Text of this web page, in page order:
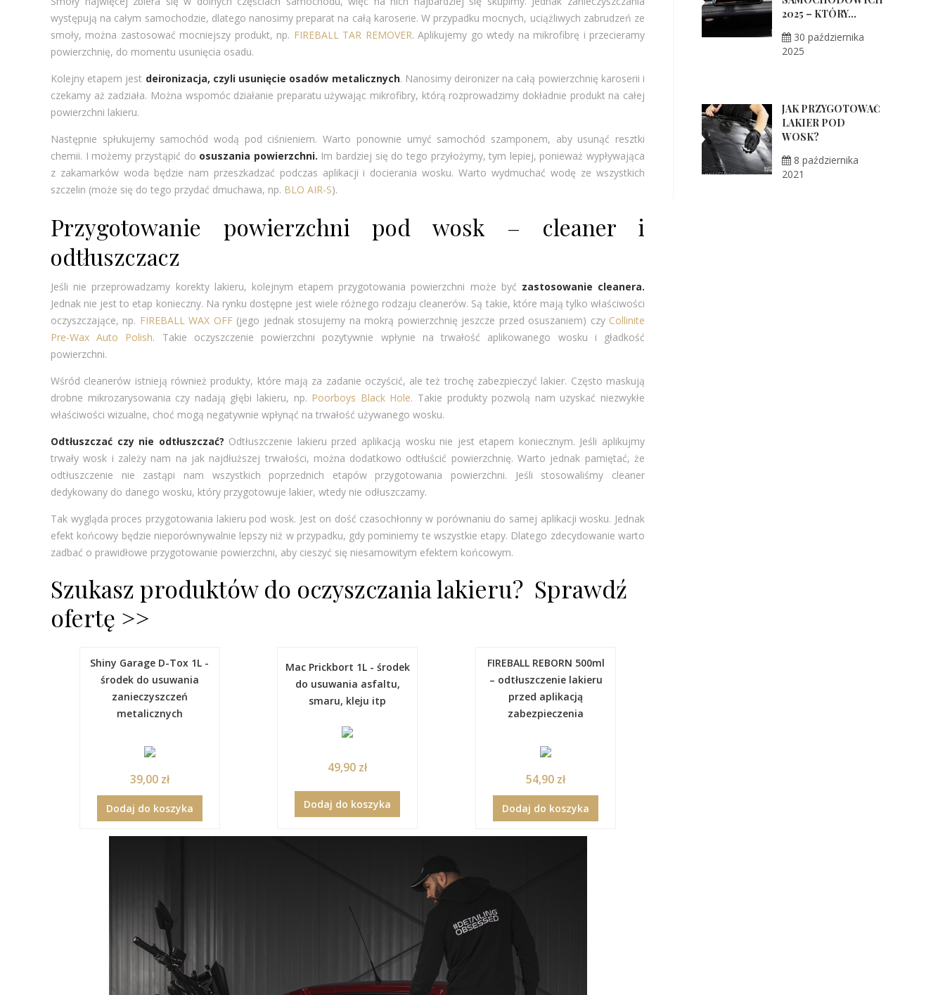
występują na całym samochodzie, dlatego nanosimy preparat na całą karoserie. W przypadku mocnych, uciążliwych zabrudzeń ze
smoły, można zastosować mocniejszy produkt, np. FIREBALL TAR REMOVER. Aplikujemy go wtedy na mikrofibrę i przecieramy
powierzchnię, do momentu usunięcia osadu.
Kolejny etapem jest deironizacja, czyli usunięcie osadów metalicznych. Nanosimy deironizer na całą powierzchnię karoserii i
czekamy aż zadziała. Można wspomóc działanie preparatu używając mikrofibry, którą rozprowadzimy dokładnie produkt na całej
powierzchni lakieru.
Następnie spłukujemy samochód wodą pod ciśnieniem. Warto ponownie umyć samochód szamponem, aby usunąć resztki
chemii. I możemy przystąpić do osuszania powierzchni. Im bardziej się do tego przyłożymy, tym lepiej, ponieważ wypływająca
z zakamarków woda będzie nam przeszkadzać podczas aplikacji i docierania wosku. Warto wydmuchać wodę ze wszystkich
szczelin (może się do tego przydać dmuchawa, np. BLO AIR-S).
Przygotowanie powierzchni pod wosk – cleaner i
odtłuszczacz
Jeśli nie przeprowadzamy korekty lakieru, kolejnym etapem przygotowania powierzchni może być zastosowanie cleanera.
Jednak nie jest to etap konieczny. Na rynku dostępne jest wiele różnego rodzaju cleanerów. Są takie, które mają tylko właściwości
oczyszczające, np. FIREBALL WAX OFF(jego jednak stosujemy na mokrą powierzchnię jeszcze przed osuszaniem) czy Collinite
Pre-Wax Auto Polish. Takie oczyszczenie powierzchni pozytywnie wpłynie na trwałość aplikowanego wosku i gładkość
powierzchni.
Wśród cleanerów istnieją również produkty, które mają za zadanie oczyścić, ale też trochę zabezpieczyć lakier. Często maskują
drobne mikrozarysowania czy nadają głębi lakieru, np. Poorboys Black Hole. Takie produkty pozwolą nam uzyskać niezwykłe
właściwości wizualne, choć mogą negatywnie wpłynąć na trwałość używanego wosku.
Odtłuszczać czy nie odtłuszczać? Odtłuszczenie lakieru przed aplikacją wosku nie jest etapem koniecznym. Jeśli aplikujmy
trwały wosk i zależy nam na jak najdłuższej trwałości, można dodatkowo odtłuścić powierzchnię. Warto jednak pamiętać, że
odtłuszczenie nie zastąpi nam wszystkich poprzednich etapów przygotowania powierzchni. Jeśli stosowaliśmy cleaner
dedykowany do danego wosku, który przygotowuje lakier, wtedy nie odłuszczamy.
Tak wygląda proces przygotowania lakieru pod wosk. Jest on dość czasochłonny w porównaniu do samej aplikacji wosku. Jednak
efekt końcowy będzie nieporównywalnie lepszy niż w przypadku, gdy pominiemy te wszystkie etapy. Dlatego zdecydowanie warto
zadbać o prawidłowe przygotowanie powierzchni, aby cieszyć się niesamowitym efektem końcowym.
Szukasz produktów do oczyszczania lakieru? Sprawdź
ofertę >>
Shiny Garage D-Tox 1L -
środek do usuwania
zanieczyszczeń
metalicznych
39,00 zł
Dodaj do koszyka
Mac Prickbort 1L - środek
do usuwania asfaltu,
smaru, kleju itp
49,90 zł
Dodaj do koszyka
FIREBALL REBORN 500ml
– odtłuszczenie lakieru
przed aplikacją
zabezpieczenia
54,90 zł
Dodaj do koszyka
2025 – KTÓRY...
30 października
2025
JAK PRZYGOTOWAĆ
LAKIER POD
WOSK?
8 października
2021